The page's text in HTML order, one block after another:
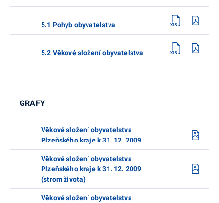
5.1 Pohyb obyvatelstva
5.2 Věkové složení obyvatelstva
GRAFY
Věkové složení obyvatelstva
Plzeňského kraje k 31. 12. 2009
Věkové složení obyvatelstva
Plzeňského kraje k 31. 12. 2009
(strom života)
Věkové složení obyvatelstva